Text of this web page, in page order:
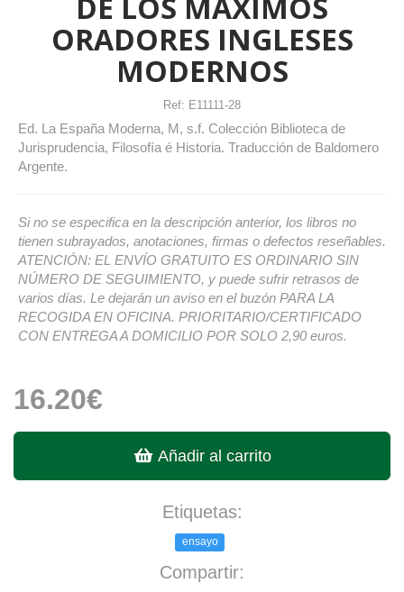
DE LOS MÁXIMOS
ORADORES INGLESES
MODERNOS
Ref: E11111-28
Ed. La España Moderna, M, s.f. Colección Biblioteca de
Jurisprudencia, Filosofía é Historia. Traducción de Baldomero
Argente.
Si no se especifica en la descripción anterior, los libros no
tienen subrayados, anotaciones, firmas o defectos reseñables.
ATENCIÓN: EL ENVÍO GRATUITO ES ORDINARIO SIN
NÚMERO DE SEGUIMIENTO, y puede sufrir retrasos de
varios días. Le dejarán un aviso en el buzón PARA LA
RECOGIDA EN OFICINA. PRIORITARIO/CERTIFICADO
CON ENTREGA A DOMICILIO POR SOLO 2,90 euros.
16.20€
Añadir al carrito
Etiquetas:
ensayo
Compartir: